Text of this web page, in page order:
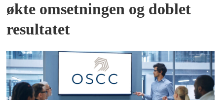
økte omsetningen og doblet
resultatet